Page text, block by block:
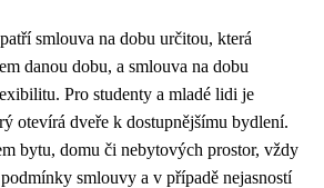
smlouva na dobu určitou, která
danou dobu, a smlouva na dobu
Pro studenty a mladé lidi je
otevírá dveře k dostupnějšímu bydlení.
bytu, domu či nebytových prostor, vždy
smlouvy a v případě nejasností